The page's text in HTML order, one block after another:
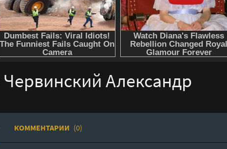
Александр
КОММЕНТАРИИ (0)